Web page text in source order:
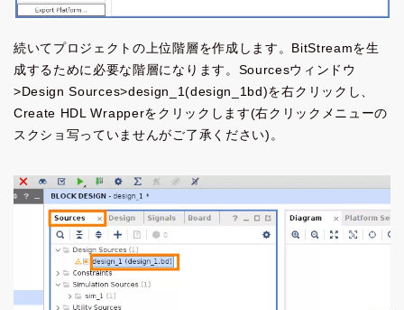
続いてプロジェクトの上位階層を作成します。BitStreamを生
成するために必要な階層になります。Sourcesウィンドウ
>Design Sources>design_1(design_1bd)を右クリックし、
Create HDL Wrapperをクリックします(右クリックメニューの
スクショ写っていませんがご了承ください)。